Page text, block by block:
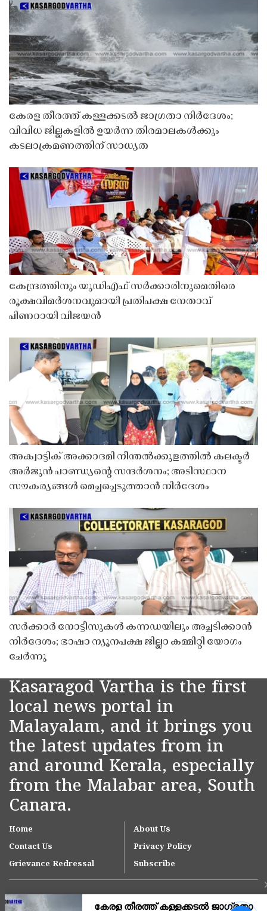
കേരള തീരത്ത് കള്ളക്കടൽ ജാഗ്രതാ നിർദേശം;
വിവിധ ജില്ലകളിൽ ഉയർന്ന തിരമാലകൾക്കും
കടലാക്രമണത്തിന് സാധ്യത
കേന്ദ്രത്തിനും യുഡിഎഫ് സർക്കാരിനുമെതിരെ
രൂക്ഷവിമർശനവുമായി പ്രതിപക്ഷ നേതാവ്
പിണറായി വിജയൻ
അക്വാട്ടിക് അക്കാദമി നീന്തൽക്കുളത്തിൽ കലക്ടർ
അർജുൻ പാണ്ഡ്യൻ്റെ സന്ദർശനം; അടിസ്ഥാന
സൗകര്യങ്ങൾ മെച്ചപ്പെടുത്താൻ നിർദേശം
സർക്കാർ നോട്ടീസുകൾ കന്നഡയിലും അച്ചടിക്കാൻ
നിർദേശം; ഭാഷാ ന്യൂനപക്ഷ ജില്ലാ കമ്മിറ്റി യോഗം
ചേർന്നു
Kasaragod Vartha is the first
local news portal in
Malayalam, and it brings you
the latest updates from in
and around Kerala, especially
from the Malabar area, South
Canara.
Home
About Us
Contact Us
Privacy Policy
Grievance Redressal
Subscribe